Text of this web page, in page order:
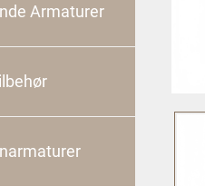
Armaturer